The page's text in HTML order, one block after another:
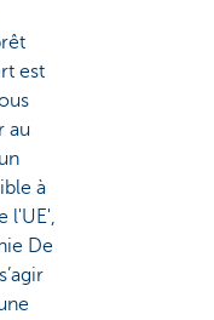
est
au
à
l'UE',
De